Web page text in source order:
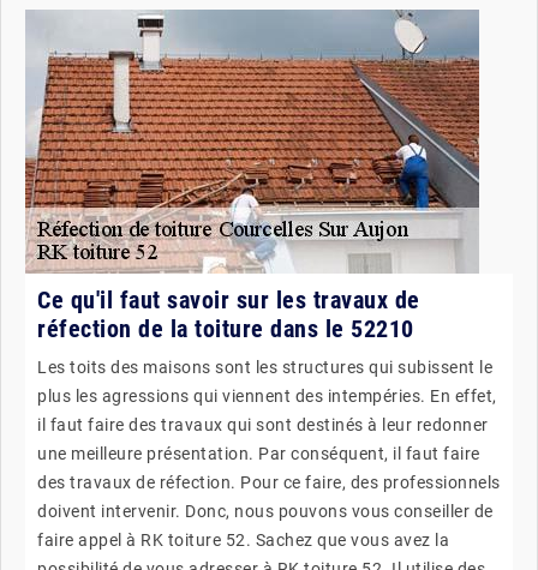
Ce qu'il faut savoir sur les travaux de
réfection de la toiture dans le 52210
Les toits des maisons sont les structures qui subissent le
plus les agressions qui viennent des intempéries. En effet,
il faut faire des travaux qui sont destinés à leur redonner
une meilleure présentation. Par conséquent, il faut faire
des travaux de réfection. Pour ce faire, des professionnels
doivent intervenir. Donc, nous pouvons vous conseiller de
faire appel à RK toiture 52. Sachez que vous avez la